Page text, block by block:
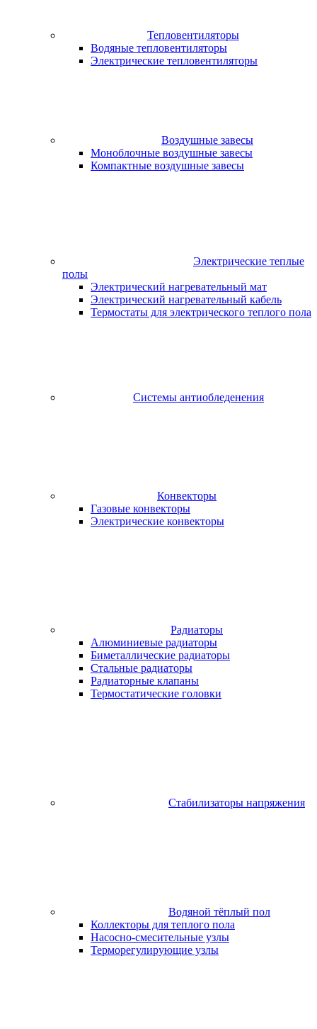
Тепловентиляторы
Водяные тепловентиляторы
Электрические тепловентиляторы
Воздушные завесы
Моноблочные воздушные завесы
Компактные воздушные завесы
Электрические теплые
полы
Электрический нагревательный мат
Электрический нагревательный кабель
Термостаты для электрического теплого пола
Системы антиобледенения
Конвекторы
Газовые конвекторы
Электрические конвекторы
Радиаторы
Алюминиевые радиаторы
Биметаллические радиаторы
Стальные радиаторы
Радиаторные клапаны
Термостатические головки
Стабилизаторы напряжения
Водяной тёплый пол
Коллекторы для теплого пола
Насосно-смесительные узлы
Терморегулирующие узлы